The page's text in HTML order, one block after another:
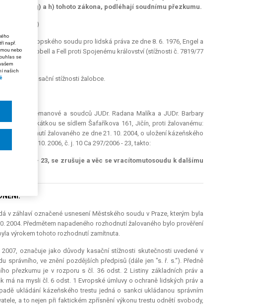
písm. f), g) a h) tohoto zákona, podléhají soudnímu přezkumu.
2008 - 125)
Evropského soudu pro lidská práva ze dne 8. 6. 1976, Engel a
1984, Campbell a Fell proti Spojenému království (stížnosti č. 7819/77
trestu, o kasační stížnosti žalobce.
Daniely Zemanové a soudců JUDr. Radana Malíka a JUDr. Barbary
advokátkou se sídlem Šafaříkova 161, Jičín, proti žalovanému:
rozhodnutí žalovaného ze dne 21. 10. 2004, o uložení kázeňského
dne 19. 10. 2006, č. j. 10 Ca 297/2006 - 23, takto:
297/2006 - 23, se zrušuje a věc se vracítomutosoudu k dalšímu
v záhlaví označené usnesení Městského soudu v Praze, kterým byla
2004. Předmětem napadeného rozhodnutí žalovaného bylo prověření
výrokem tohoto rozhodnutí zamítnuta.
označuje jako důvody kasační stížnosti skutečnosti uvedené v
správního, ve znění pozdějších předpisů (dále jen "s. ř. s.“). Předně
přezkumu je v rozporu s čl. 36 odst. 2 Listiny základních práv a
na mysli čl. 6 odst. 1 Evropské úmluvy o ochraně lidských práv a
ukládání kázeňského trestu jedná o sankci ukládanou správním
a to nejen při faktickém zpřísnění výkonu trestu odnětí svobody,
např.
nebo
se
našich